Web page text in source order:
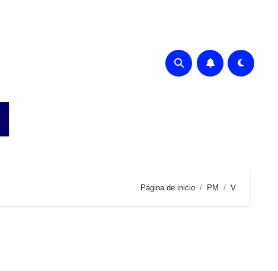
Página de inicio PM V